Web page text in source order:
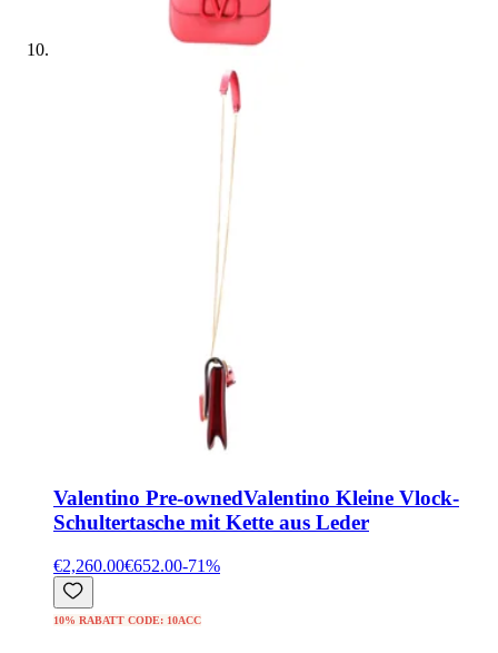
Valentino Pre-ownedValentino Kleine Vlock-
Schultertasche mit Kette aus Leder
€2,260.00€652.00-71%
10% RABATT CODE: 10ACC